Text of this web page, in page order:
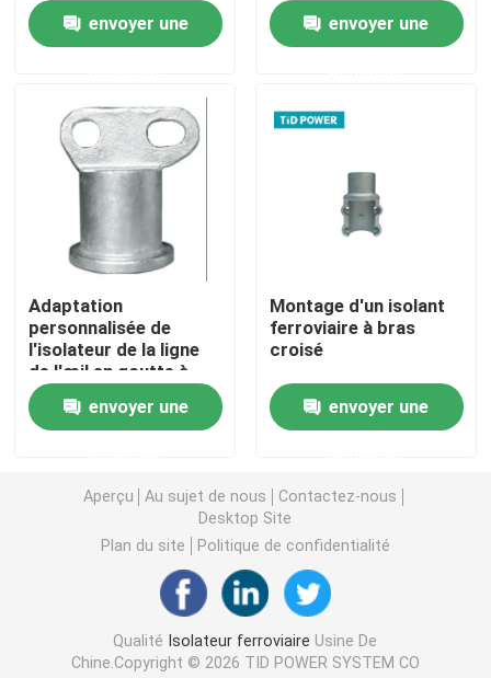
Nouvelles
Demandez un devis
Isolateur ferroviaire
Tubes en fibre de verre époxy
Outils de ligne en direct
Produits à base de GRP en caténaire
Garnitures d'isolateur
Rameau en fibre de verre époxy
D'une épaisseur n'excédant pas 1 mm
envoyer une
envoyer une
Adaptation
personnalisée de
l'isolateur de la ligne
de l'œil en goutte à
goutte
envoyer une
Montage d'un isolant
ferroviaire à bras
croisé
envoyer une
Aperçu Au sujet de nous
Contactez-nous
Desktop Site
Plan du site
Politique de confidentialité
Qualité Isolateur ferroviaire Usine De
Chine.Copyright © 2026 TID POWER SYSTEM CO